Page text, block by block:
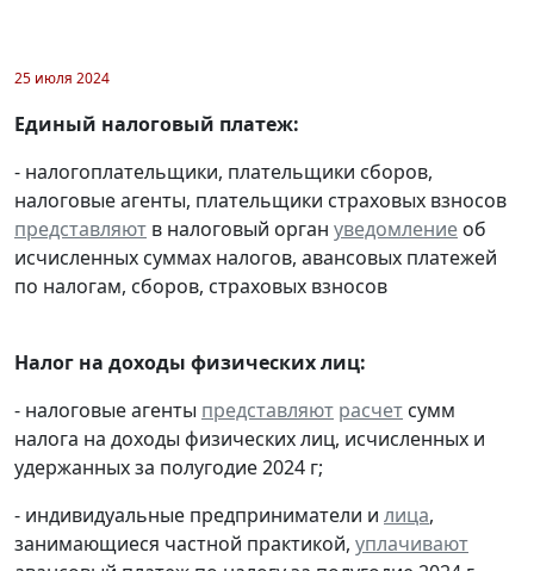
25 июля 2024
Единый налоговый платеж:
- налогоплательщики, плательщики сборов,
налоговые агенты, плательщики страховых взносов
представляют в налоговый орган уведомление об
исчисленных суммах налогов, авансовых платежей
по налогам, сборов, страховых взносов
Налог на доходы физических лиц:
- налоговые агенты представляют расчет сумм
налога на доходы физических лиц, исчисленных и
удержанных за полугодие 2024 г;
- индивидуальные предприниматели и лица,
занимающиеся частной практикой, уплачивают